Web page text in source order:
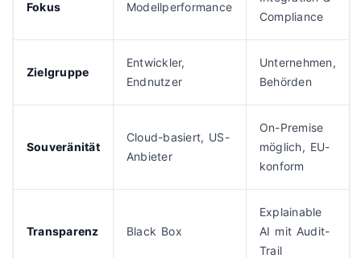
Fokus Modellperformance
Compliance
Zielgruppe
Entwickler,
Endnutzer
Unternehmen,
Behörden
Souveränität
Cloud-basiert, US-
Anbieter
On-Premise
möglich, EU-
konform
Transparenz Black Box
Explainable
AI mit Audit-
Trail